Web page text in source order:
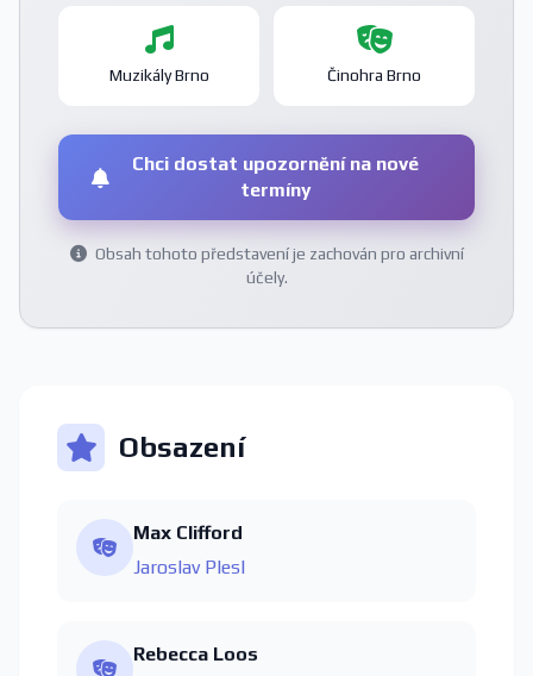
Muzikály Brno Činohra Brno
Chci dostat upozornění na nové
termíny
Obsah tohoto představení je zachován pro archivní
účely.
Obsazení
Max Clifford
Jaroslav Plesl
Rebecca Loos